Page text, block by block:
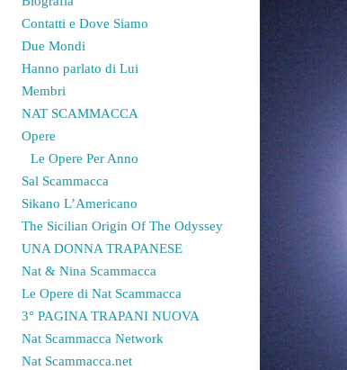
Contatti e Dove Siamo
Due Mondi
Hanno parlato di Lui
Membri
NAT SCAMMACCA
Opere
Le Opere Per Anno
Sal Scammacca
Sikano L’Americano
The Sicilian Origin Of The Odyssey
UNA DONNA TRAPANESE
Nat & Nina Scammacca
Le Opere di Nat Scammacca
3° PAGINA TRAPANI NUOVA
Nat Scammacca Network
Nat Scammacca.net